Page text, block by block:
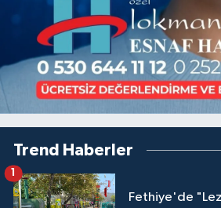
Trend Haberler
Fethiye'de
1